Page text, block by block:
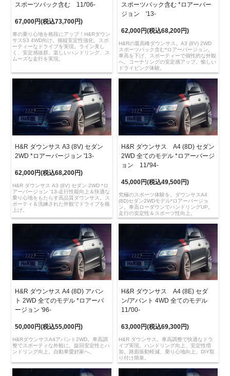
スポーツバック含む 11/'06-
67,000円(税込73,700円)
車の乗り心地を格段にアップ！H&Rダウン
サスS3 4WD向け。操縦安定性強化、スポ
ーティーなドライブを実現。ライン美し
く、安定感抜群。楽しいハンドリング、ス
ムーズな走行を実現。
スポーツバック含む *ロアーバー
ジョン '13-
62,000円(税込68,200円)
H&Rの最高峰ダウンサス。A3 (8V) 2WD
スポーツバック含む*ロアーバージョン。
車高を下げ、スポーティーで個性的な外観
へ。コーナリングの安定感アップ。愉しい
ドライビング体験。
H&R ダウンサス A3 (8V) セダン
2WD *ロアーバージョン '13-
62,000円(税込68,200円)
H&R ダウンサス A3 (8V) セダン 2WD *ロ
アーバージョン '13-走行性能向上＆快適な
乗り心地をもたらす高品質ダウンサス。ス
ポーティ＆洗練された外観でドライブを格
上げ。
H&R ダウンサス A4 (8D) セダン
2WD 全てのモデル *ロアーバージ
ョン 11/'94-
45,000円(税込49,500円)
究極のスポーツ体験を。ダウンサスA4
(8D)セダン2WDモデル*ロアーバージョ
ン。車高ローダウンでハンドリングUP。
走行の安定性＆スポーツ性向上。
H&R ダウンサス A4 (8D) アバン
ト 2WD 全てのモデル *ロアーバ
ージョン '96-
50,000円(税込55,000円)
H&RダウンサスA4アバント2WD。車高調
整でスポーティな外観に。旋回安定性とハ
ンドリング向上。自動車愛好家へ。
H&R ダウンサス A4 (8E) セダ
ン/アバント 4WD 全てのモデル
11/'00-
63,000円(税込69,300円)
H&R ダウンサス。車高調整で快適なドラ
イブ実現。ハンドリング向上、安定性増
加。路面振動軽減、乗り心地向上。DIY取
り付け簡単。